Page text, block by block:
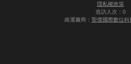
隱私權政策
造訪人次：0
維運廠商： 聖傑國際數位科